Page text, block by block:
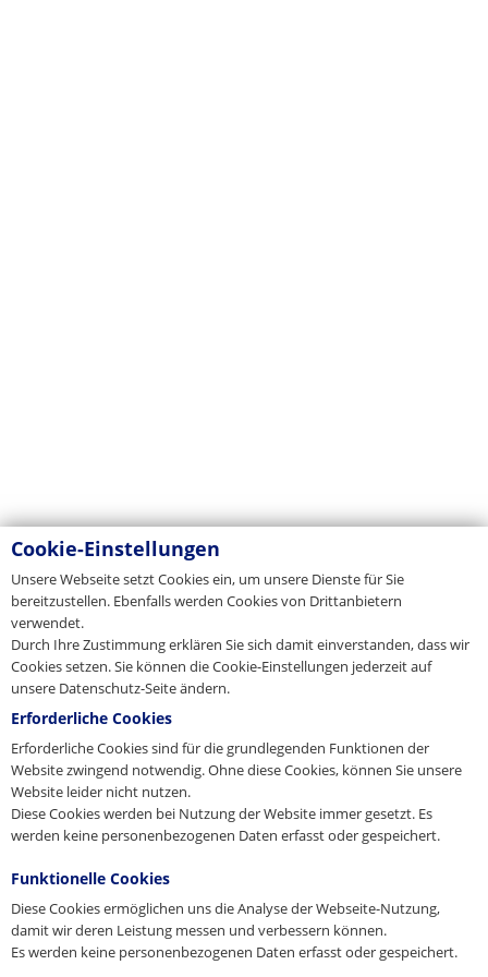
Cookie-Einstellungen
Unsere Webseite setzt Cookies ein, um unsere Dienste für Sie
bereitzustellen. Ebenfalls werden Cookies von Drittanbietern
verwendet.
Durch Ihre Zustimmung erklären Sie sich damit einverstanden, dass wir
Cookies setzen. Sie können die Cookie-Einstellungen jederzeit auf
unsere Datenschutz-Seite ändern.
Erforderliche Cookies
Erforderliche Cookies sind für die grundlegenden Funktionen der
Website zwingend notwendig. Ohne diese Cookies, können Sie unsere
Website leider nicht nutzen.
Diese Cookies werden bei Nutzung der Website immer gesetzt. Es
werden keine personenbezogenen Daten erfasst oder gespeichert.
Funktionelle Cookies
Diese Cookies ermöglichen uns die Analyse der Webseite-Nutzung,
damit wir deren Leistung messen und verbessern können.
Es werden keine personenbezogenen Daten erfasst oder gespeichert.